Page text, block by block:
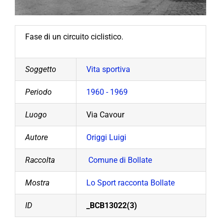
Fase di un circuito ciclistico.
Soggetto Vita sportiva
Periodo 1960 - 1969
Luogo Via Cavour
Autore Origgi Luigi
Raccolta Comune di Bollate
Mostra Lo Sport racconta Bollate
ID _BCB13022(3)